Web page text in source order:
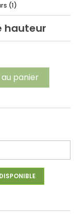
(1)
hauteur
panier